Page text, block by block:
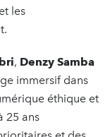
les
, Denzy Samba
immersif dans
éthique et
25 ans